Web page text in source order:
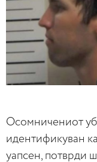
Осомничениот
идентификуван
уапсен, потврди